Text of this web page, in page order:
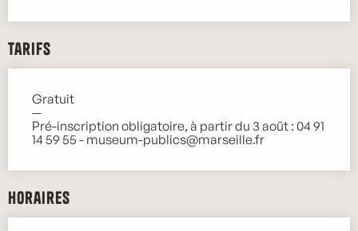
Tarifs
Gratuit
—
Pré-inscription obligatoire, à partir du 3 août : 04 91
14 59 55 - museum-publics@marseille.fr
Horaires